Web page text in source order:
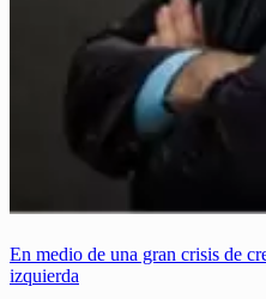
En medio de una gran crisis de
izquierda